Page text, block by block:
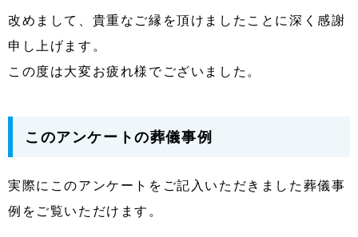
改めまして、貴重なご縁を頂けましたことに深く感謝
申し上げます。
この度は大変お疲れ様でございました。
このアンケートの葬儀事例
実際にこのアンケートをご記入いただきました葬儀事
例をご覧いただけます。